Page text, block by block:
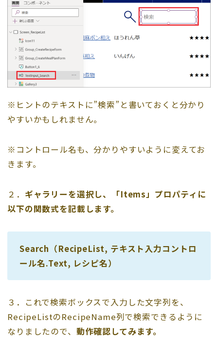
※ヒントのテキストに”検索”と書いておくと分かり
やすいかもしれません。
※コントロール名も、分かりやすいように変えてお
きます。
２． ギャラリーを選択し、「Items」プロパティに
以下の関数式を記載します。
Search（RecipeList, テキスト入力コントロ
ール名.Text, レシピ名）
３．これで検索ボックスで入力した文字列を、
RecipeListのRecipeName列で検索できるように
なりましたので、 動作確認してみます。